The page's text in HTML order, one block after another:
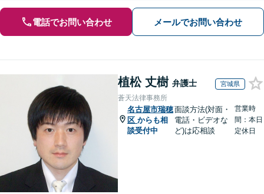
電話でお問い合わせ メールでお問い合わせ
植松 丈樹 弁護士 宮城県
蒼天法律事務所
名古屋市瑞穂
区 からも相
談受付中
面談方法(対面・
電話・ビデオな
ど)は応相談
営業時
間：本日
定休日